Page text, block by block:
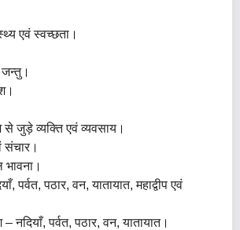
एवं स्वच्छता।
से जुड़े व्यक्ति एवं व्यवसाय।
संचार।
पर्वत, पठार, वन, यातायात, महाद्वीप एवं
– नदियाँ, पर्वत, पठार, वन, यातायात।